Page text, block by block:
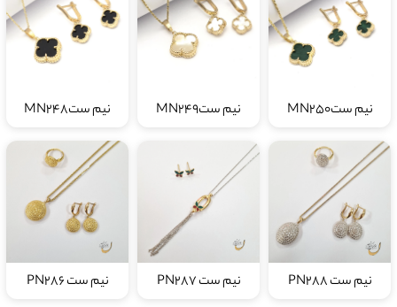
نيم ستMN250 نیم ستMN249 نیم ستMN248
نیم ست PN288 نیم ست PN287 نیم ست PN286